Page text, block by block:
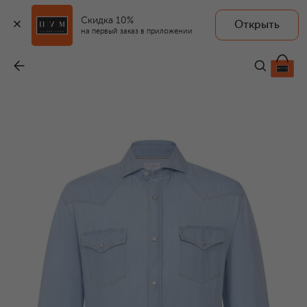
Скидка 10%
на первый заказ в приложении
Открыть
94 000 ₽